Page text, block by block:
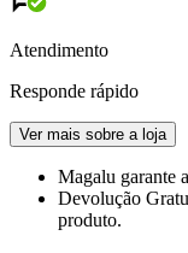
Atendimento
Responde rápido
Ver mais sobre a loja
Magalu garante
Devolução
produto.